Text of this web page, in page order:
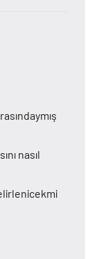
nasıl